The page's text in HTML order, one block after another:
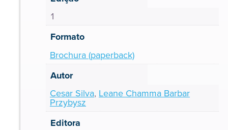
1
Formato
Brochura (paperback)
Autor
Cesar Silva, Leane Chamma Barbar
Przybysz
Editora